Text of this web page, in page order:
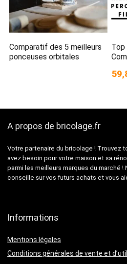
Comparatif des 5 meilleurs
ponceuses orbitales
Top
A propos de bricolage.fr
Votre partenaire du bricolage ! Trouvez
avez besoin pour votre maison et sa
parmi les meilleurs marques du marché
conseille sur vos futurs achats et vous
Informations
Mentions légales
Conditions générales de vente et